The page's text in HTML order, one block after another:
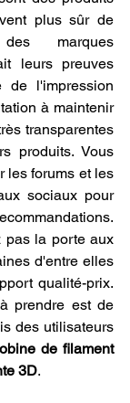
plus sûr de
marques
leurs preuves
de l'impression
à maintenir
transparentes
produits. Vous
les forums et les
sociaux pour
pas la porte aux
d'entre elles
qualité-prix.
prendre est de
des utilisateurs
de filament
3D.